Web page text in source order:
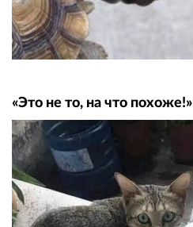
«Это не то, на что похоже!»